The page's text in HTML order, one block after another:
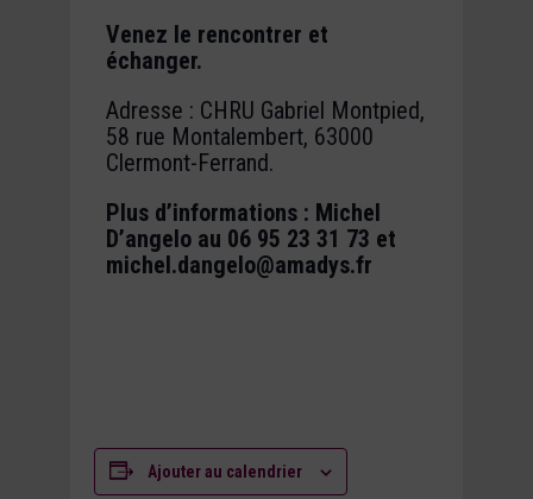
Venez le rencontrer et
échanger.
Adresse : CHRU Gabriel Montpied,
58 rue Montalembert, 63000
Clermont-Ferrand.
Plus d’informations : Michel
D’angelo au 06 95 23 31 73 et
michel.dangelo@amadys.fr
Ajouter au calendrier